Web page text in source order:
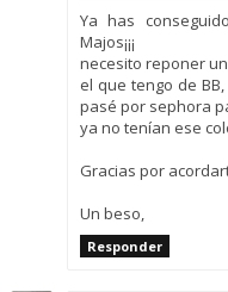
Ya has
Majos¡¡¡
necesito reponer
el que tengo de
pasé por sephora
ya no tenían ese
Gracias por
Un beso,
Responder